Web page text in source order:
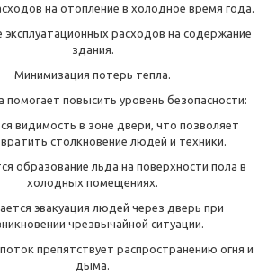
на отопление в холодное время года.
расходов на содержание
здания.
Минимизация потерь тепла.
помогает повысить уровень безопасности:
видимость в зоне двери, что позволяет
столкновение людей и техники.
образование льда на поверхности пола в
холодных помещениях.
эвакуация людей через дверь при
чрезвычайной ситуации.
препятствует распространению огня и
дыма.